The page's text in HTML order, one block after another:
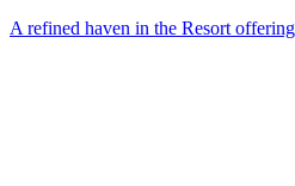
A refined haven in the Resort